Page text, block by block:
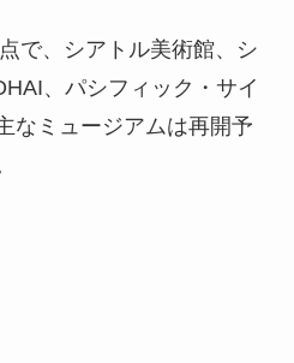
で、シアトル美術館、シ
、パシフィック・サイ
なミュージアムは再開予